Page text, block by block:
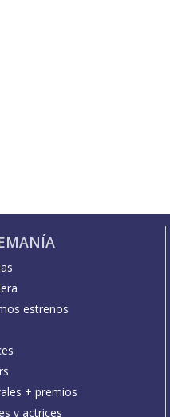
estrenos
+ premios
y actrices